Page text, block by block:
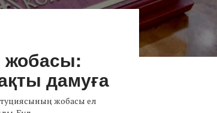
жобасы:
дамуға
жобасы ел